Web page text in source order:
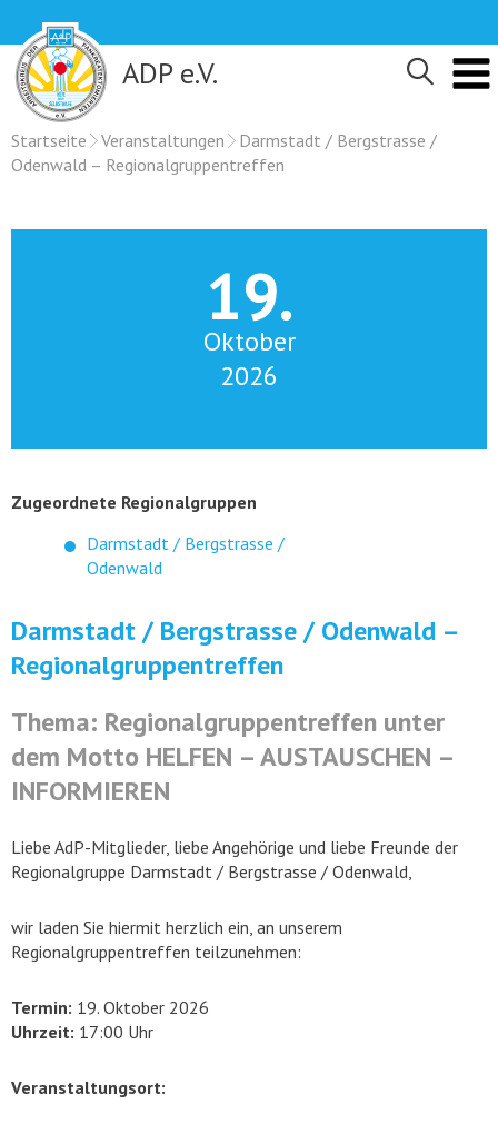
content
ADP e.V.
Startseite Veranstaltungen
Darmstadt / Bergstrasse /
Odenwald – Regionalgruppentreffen
19.
Oktober
2026
Zugeordnete Regionalgruppen
Darmstadt / Bergstrasse /
Odenwald
Darmstadt / Bergstrasse / Odenwald –
Regionalgruppentreffen
Thema: Regionalgruppentreffen unter
dem Motto HELFEN – AUSTAUSCHEN –
INFORMIEREN
Liebe AdP-Mitglieder, liebe Angehörige und liebe Freunde der
Regionalgruppe Darmstadt / Bergstrasse / Odenwald,
wir laden Sie hiermit herzlich ein, an unserem
Regionalgruppentreffen teilzunehmen:
Termin: 19. Oktober 2026
Uhrzeit: 17:00 Uhr
Veranstaltungsort: